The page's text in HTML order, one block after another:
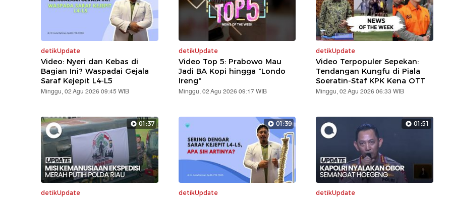
detikUpdate
Video: Nyeri dan Kebas di
Bagian Ini? Waspadai Gejala
Saraf Kejepit L4-L5
Minggu, 02 Agu 2026 09:45 WIB
detikUpdate
Video Top 5: Prabowo Mau
Jadi BA Kopi hingga "Londo
Ireng"
Minggu, 02 Agu 2026 09:17 WIB
detikUpdate
Video Terpopuler Sepekan:
Tendangan Kungfu di Piala
Soeratin-Staf KPK Kena OTT
Minggu, 02 Agu 2026 06:33 WIB
01:37
detikUpdate
01:39
detikUpdate
01:51
detikUpdate